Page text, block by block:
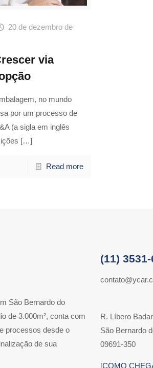
20 de dezembro de
via
no mundo
por um processo de
(a sigla em inglês
[…]
Read more
São Bernardo do
de 3.000m², conta com
processos desde o
de sua
(11)
R. Líbero
São Bernardo
09691-350
[COMO